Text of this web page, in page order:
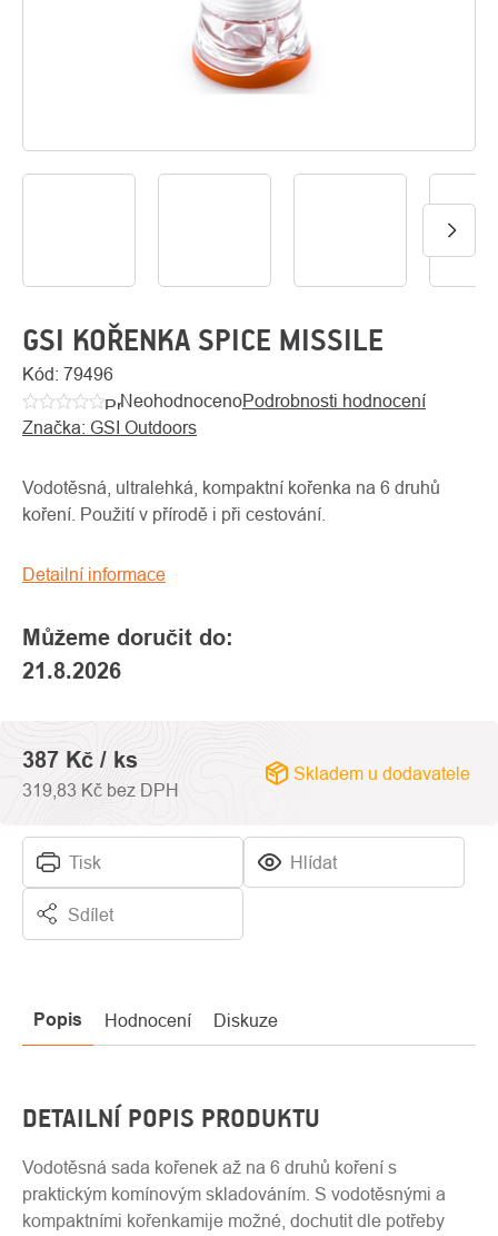
O
GSI KOŘENKA SPICE MISSILE
Kód: 79496
Průměrné
hodnocení
je
0,0
5
NeohodnocenoPodrobnosti hodnocení
Značka: GSI Outdoors
Můžeme doručit do:
21.8.2026
Vodotěsná, ultralehká, kompaktní kořenka na 6 druhů
koření. Použití v přírodě i při cestování.
Detailní informace
Tisk Hlídat
Sdílet
387 Kč / ks
319,83 Kč bez DPH
Skladem u dodavatele
Popis Hodnocení Diskuze
DETAILNÍ POPIS PRODUKTU
Vodotěsná sada kořenek až na 6 druhů koření s
praktickým komínovým skladováním. S vodotěsnými a
kompaktními kořenkamije možné, dochutit dle potřeby